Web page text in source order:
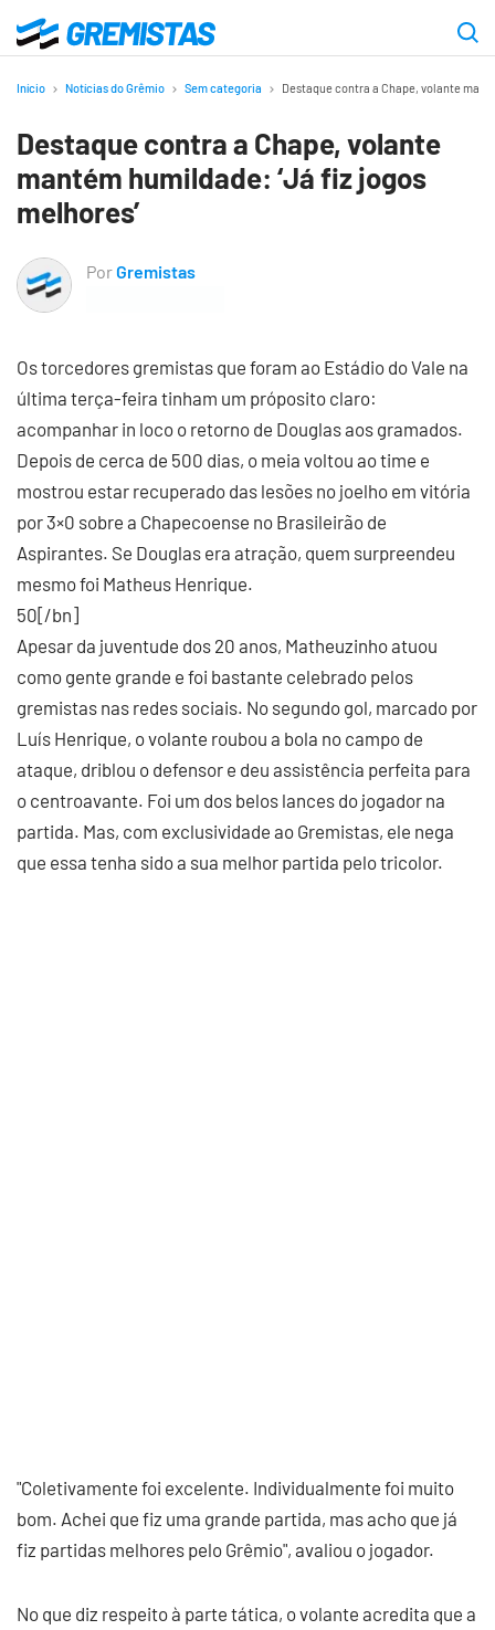
para
principal
Gremistas
Início Notícias do Grêmio Sem categoria Destaque contra a Chape, volante
Destaque contra a Chape, volante
mantém humildade: ‘Já fiz jogos
melhores’
PorGremistas
Os torcedores gremistas que foram ao Estádio do Vale na
última terça-feira tinham um próposito claro:
acompanhar in loco o retorno de Douglas aos gramados.
Depois de cerca de 500 dias, o meia voltou ao time e
mostrou estar recuperado das lesões no joelho em vitória
por 3×0 sobre a Chapecoense no Brasileirão de
Aspirantes. Se Douglas era atração, quem surpreendeu
mesmo foi Matheus Henrique.
50[/bn]
Apesar da juventude dos 20 anos, Matheuzinho atuou
como gente grande e foi bastante celebrado pelos
gremistas nas redes sociais. No segundo gol, marcado por
Luís Henrique, o volante roubou a bola no campo de
ataque, driblou o defensor e deu assistência perfeita para
o centroavante. Foi um dos belos lances do jogador na
partida. Mas, com exclusividade ao Gremistas, ele nega
que essa tenha sido a sua melhor partida pelo tricolor.
"Coletivamente foi excelente. Individualmente foi muito
bom. Achei que fiz uma grande partida, mas acho que já
fiz partidas melhores pelo Grêmio", avaliou o jogador.
No que diz respeito à parte tática, o volante acredita que a